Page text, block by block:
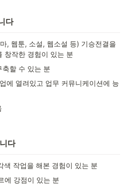
다
, 웹툰, 소설, 웹소설 등) 기승전결을
창작한 경험이 있는 분
할 수 있는 분
에 열려있고 업무 커뮤니케이션에 능
다
색 작업을 해본 경험이 있는 분
에 강점이 있는 분